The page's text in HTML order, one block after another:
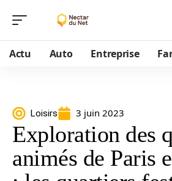
Actu Auto Entreprise
Loisirs 3 juin 2023
Exploration des
animés de Paris